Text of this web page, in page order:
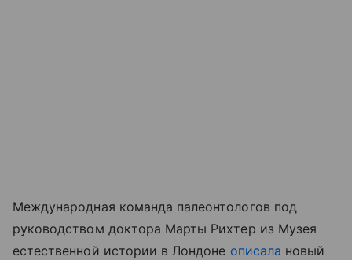
Международная команда палеонтологов под
руководством доктора Марты Рихтер из Музея
естественной истории в Лондоне описала новый